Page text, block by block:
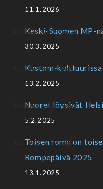
11.1.2026
Keski-Suomen MP-
30.3.2025
Kustom-
13.2.2025
Nuoret löysivät
5.2.2025
Toisen romu on
Rompepäivä 2025
13.1.2025